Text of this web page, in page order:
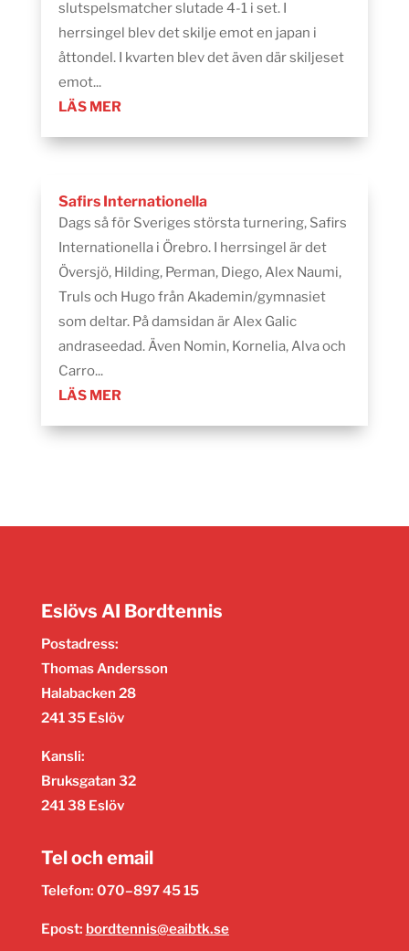
slutspelsmatcher slutade 4-1 i set. I
herrsingel blev det skilje emot en japan i
åttondel. I kvarten blev det även där skiljeset
emot...
LÄS MER
Safirs Internationella
Dags så för Sveriges största turnering, Safirs
Internationella i Örebro. I herrsingel är det
Översjö, Hilding, Perman, Diego, Alex Naumi,
Truls och Hugo från Akademin/gymnasiet
som deltar. På damsidan är Alex Galic
andraseedad. Även Nomin, Kornelia, Alva och
Carro...
LÄS MER
Eslövs AI Bordtennis
Postadress:
Thomas Andersson
Halabacken 28
241 35 Eslöv
Kansli:
Bruksgatan 32
241 38 Eslöv
Tel och email
Telefon: 070–897 45 15
Epost: bordtennis@eaibtk.se